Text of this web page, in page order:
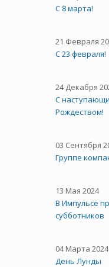
С 8 марта!
21 Февраля
С 23 февраля!
24 Декабря
С
Рождеством!
03 Сентября
Группе
13 Мая 2024
В Импульсе
субботников
04 Марта 2024
День Лунды